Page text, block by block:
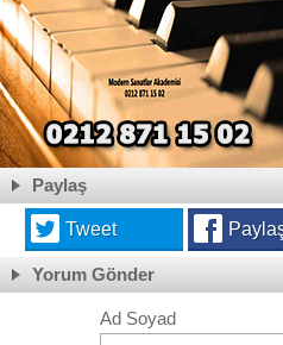
Paylaş
Tweet
Yorum Gönder
Ad Soyad